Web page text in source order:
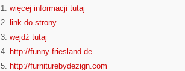
1. więcej informacji tutaj
2. link do strony
3. wejdź tutaj
4. http://funny-friesland.de
5. http://furniturebydezign.com